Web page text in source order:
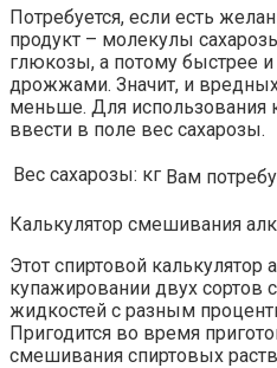
Потребуется, если есть
продукт – молекулы
глюкозы, а потому быстрее
дрожжами. Значит, и
меньше. Для использования
ввести в поле вес сахарозы.
Вес сахарозы: кг Вам
Калькулятор смешивания
Этот спиртовой калькулятор
купажировании двух сортов
жидкостей с разным
Пригодится во время
смешивания спиртовых